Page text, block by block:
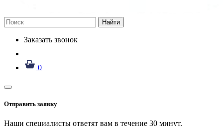
Найти
Заказать звонок
0
Отправить заявку
Наши специалисты ответят вам в течение 30 минут.